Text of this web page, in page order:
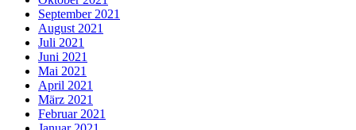
September 2021
August 2021
Juli 2021
Juni 2021
Mai 2021
April 2021
März 2021
Februar 2021